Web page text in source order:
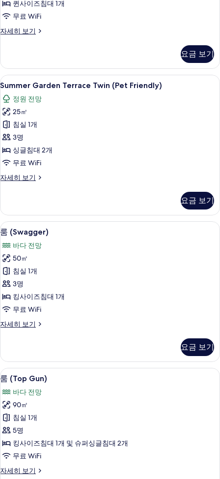
사
진
모
보
기
전
망
Queen)
히
보
기
진
모
기
퀸사이즈침대 1개
무료 WiFi
자세히 보기
Summer
(Pet
Friendly)
자
히
보
기
요금 보기
Summer
Garden
Terrace
Twin
(Pet
Friendly)
사
진
모
기
Summer Garden Terrace Twin (Pet
10
Summer Garden Terrace Twin (Pet Friendly)
정원 전망
25㎡
침실 1개
3명
싱글침대 2개
무료 WiFi
자세히 보기
Summer
(Pet
Friendly)
자
세
히
보
기
요금 보기
룸
(Swagger)
사
진
모
두
보
기
룸 (Swagger) | 객실 내 금고, 노트북
5
룸 (Swagger)
바다 전망
50㎡
침실 1개
3명
킹사이즈침대 1개
무료 WiFi
자세히 보기
룸
히
보
기
요금 보기
룸
(Top
Gun)
사
진
모
두
보
기
룸 (Top Gun) | 객실 내 금고, 노트북
8
룸 (Top Gun)
바다 전망
90㎡
침실 1개
5명
킹사이즈침대 1개 및 슈퍼싱글침대 2개
무료 WiFi
자세히 보기
룸